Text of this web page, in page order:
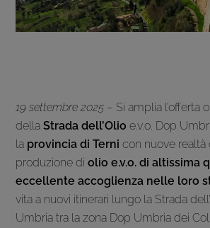
19 settembre 2025 – Si amplia l’offerta
dellaStrada dell’Olioe.v.o. Dop
la provincia di Terni con nuove realtà
produzione diolio e.v.o. di altissima
eccellente accoglienza nelle loro
vita a nuovi itinerari lungo la Strada
Umbria tra la zona Dop Umbria dei